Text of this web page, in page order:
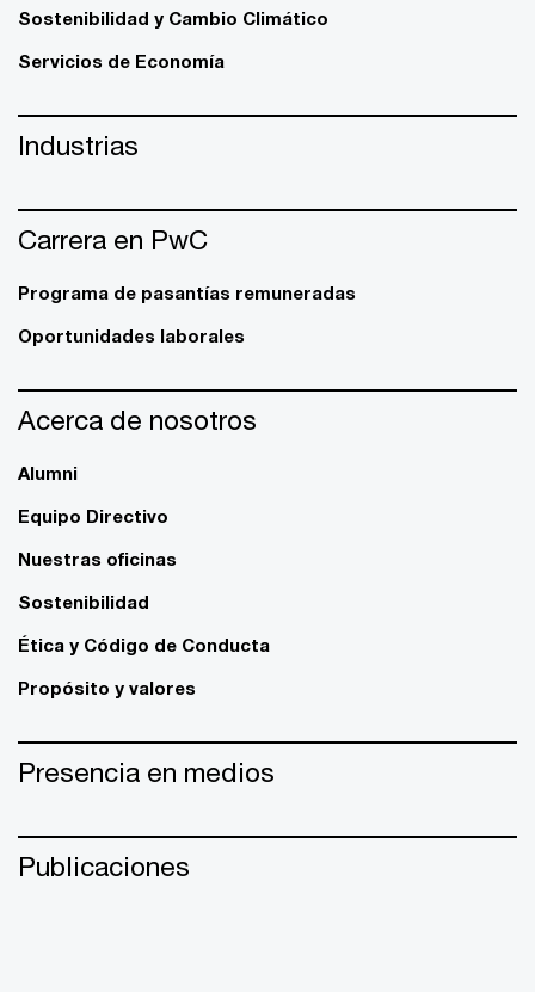
Sostenibilidad y Cambio Climático
Servicios de Economía
Industrias
Carrera en PwC
Programa de pasantías remuneradas
Oportunidades laborales
Acerca de nosotros
Alumni
Equipo Directivo
Nuestras oficinas
Sostenibilidad
Ética y Código de Conducta
Propósito y valores
Presencia en medios
Publicaciones